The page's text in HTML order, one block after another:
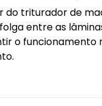
do triturador de
entre as
o funcionamento